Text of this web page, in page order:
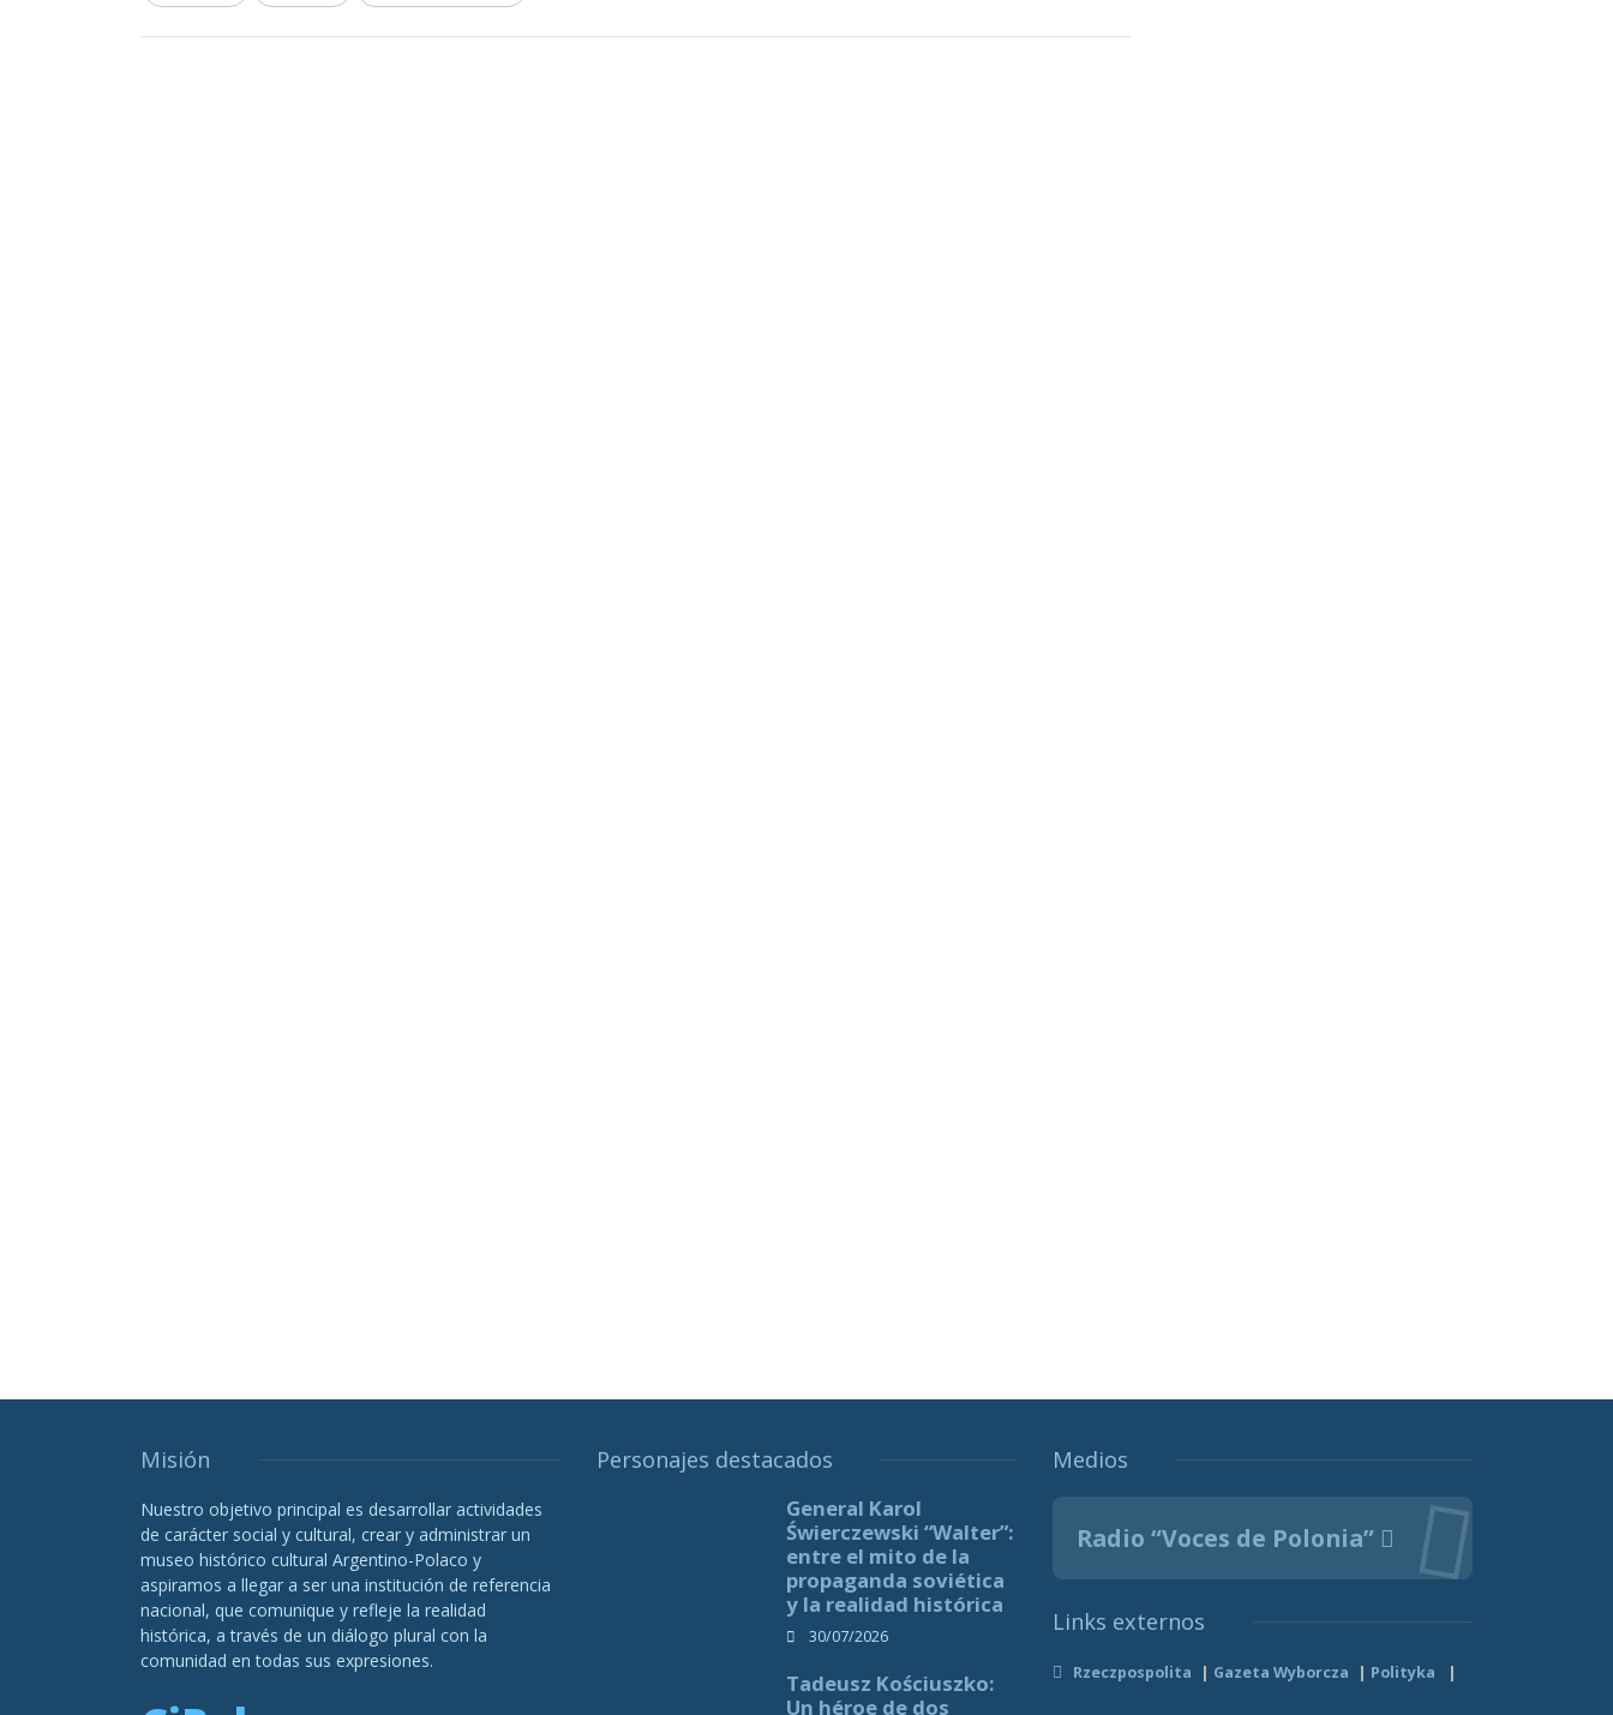
Misión
Nuestro objetivo principal es desarrollar actividades
de carácter social y cultural, crear y administrar un
museo histórico cultural Argentino-Polaco y
aspiramos a llegar a ser una institución de referencia
nacional, que comunique y refleje la realidad
histórica, a través de un diálogo plural con la
comunidad en todas sus expresiones.
Personajes destacados
General Karol
Świerczewski “Walter”:
entre el mito de la
propaganda soviética
y la realidad histórica
30/07/2026
Tadeusz Kościuszko:
Un héroe de dos
Medios
Radio “Voces de Polonia”
Links externos
Rzeczpospolita Gazeta Wyborcza Polityka